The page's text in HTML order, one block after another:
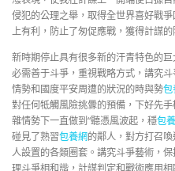
侵犯的公理之舉，取得全世界喜好戰
上有利，防止了匆促應戰，獲得計謀
新時期停止具有很多新的汗青特色的
必需善于斗爭，重視戰略方式，講究
情勢和國度平安周遭的狀況的時與勢包
對任何牴觸風險挑釁的預備，下好先
雜情勢下一直做到“聽憑風波起，穩包
碰見了熟習包養網的鄰人，對方打召
人設置的各類圈套。講究斗爭藝術，
理斗爭相和諧，計謀判定和戰術應用